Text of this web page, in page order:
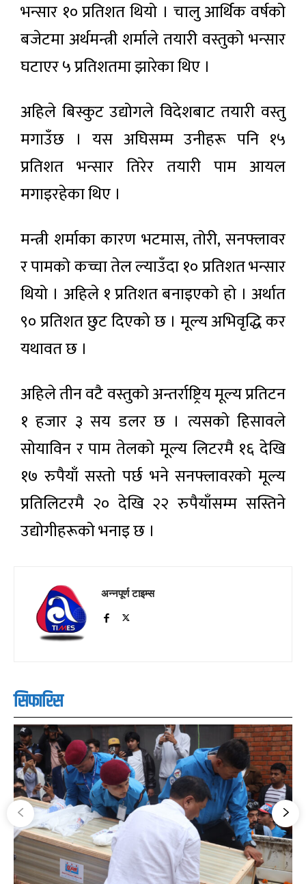
भन्सार १० प्रतिशत थियो । चालु आर्थिक वर्षको
बजेटमा अर्थमन्त्री शर्माले तयारी वस्तुको भन्सार
घटाएर ५ प्रतिशतमा झारेका थिए ।
अहिले बिस्कुट उद्योगले विदेशबाट तयारी वस्तु
मगाउँछ । यस अघिसम्म उनीहरू पनि १५
प्रतिशत भन्सार तिरेर तयारी पाम आयल
मगाइरहेका थिए ।
मन्त्री शर्माका कारण भटमास, तोरी, सनफ्लावर
र पामको कच्चा तेल ल्याउँदा १० प्रतिशत भन्सार
थियो । अहिले १ प्रतिशत बनाइएको हो । अर्थात
९० प्रतिशत छुट दिएको छ । मूल्य अभिवृद्धि कर
यथावत छ ।
अहिले तीन वटै वस्तुको अन्तर्राष्ट्रिय मूल्य प्रतिटन
१ हजार ३ सय डलर छ । त्यसको हिसावले
सोयाविन र पाम तेलको मूल्य लिटरमै १६ देखि
१७ रुपैयाँ सस्तो पर्छ भने सनफ्लावरको मूल्य
प्रतिलिटरमै २० देखि २२ रुपैयाँसम्म सस्तिने
उद्योगीहरूको भनाइ छ ।
अन्नपूर्ण टाइम्स
सिफारिस